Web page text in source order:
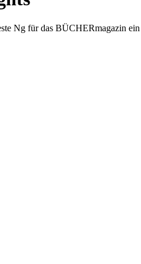
Ng für das BÜCHERmagazin